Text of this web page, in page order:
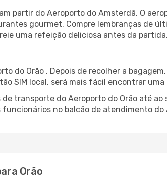
partir do Aeroporto do Amsterdã. O
gourmet. Compre lembranças de
uma refeição deliciosa antes da partida.
do Orão . Depois de recolher a
SIM local, será mais fácil encontrar
transporte do Aeroporto do Orão até
no balcão de atendimento do
Orão